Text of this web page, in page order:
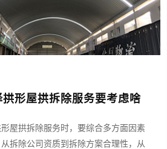
拱形屋拱拆除服务要考虑啥
屋拱拆除服务时，要综合多方面因素
拆除公司资质到拆除方案合理性，从